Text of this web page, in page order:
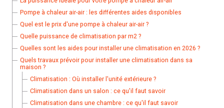
Pompe à chaleur air-air : les différentes aides disponibles
Quel est le prix d'une pompe à chaleur air-air ?
Quelle puissance de climatisation par m2 ?
Quelles sont les aides pour installer une climatisation en 2026 ?
Quels travaux prévoir pour installer une climatisation dans sa
maison ?
Climatisation : Où installer l'unité extérieure ?
Climatisation dans un salon : ce qu'il faut savoir
Climatisation dans une chambre : ce qu'il faut savoir